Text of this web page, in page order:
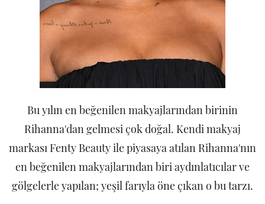
Bu yılın en beğenilen makyajlarından birinin
Rihanna'dan gelmesi çok doğal. Kendi makyaj
markası Fenty Beauty ile piyasaya atılan Rihanna'nın
en beğenilen makyajlarından biri aydınlatıcılar ve
gölgelerle yapılan; yeşil farıyla öne çıkan o bu tarzı.